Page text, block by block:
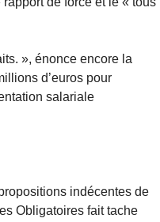
», énonce encore la
d’euros pour
salariale
indécentes de
Obligatoires fait tache